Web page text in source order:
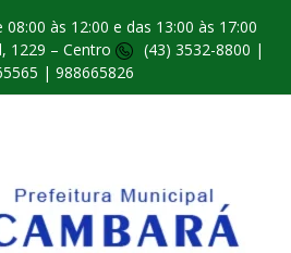
às 12:00 e das 13:00 às 17:00
1229 – Centro
(43) 3532-8800 |
| 988665826